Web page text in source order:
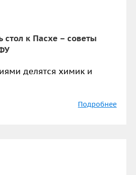
стол к Пасхе – советы
делятся химик и
Подробнее